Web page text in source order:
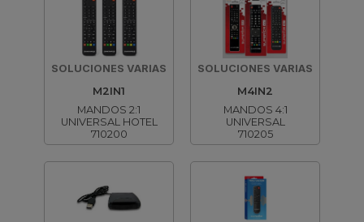
SOLUCIONES VARIAS
M2IN1
MANDOS 2:1
UNIVERSAL HOTEL
710200
SOLUCIONES VARIAS
M4IN2
MANDOS 4:1
UNIVERSAL
710205